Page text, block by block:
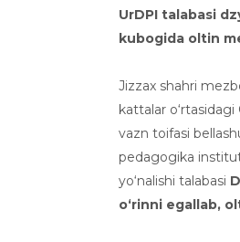
UrDPI talabasi
kubogida oltin
Jizzax shahri
kattalar
vazn toifasi
pedagogika
yo‘nalishi talabasi
oʻrinni egallab,